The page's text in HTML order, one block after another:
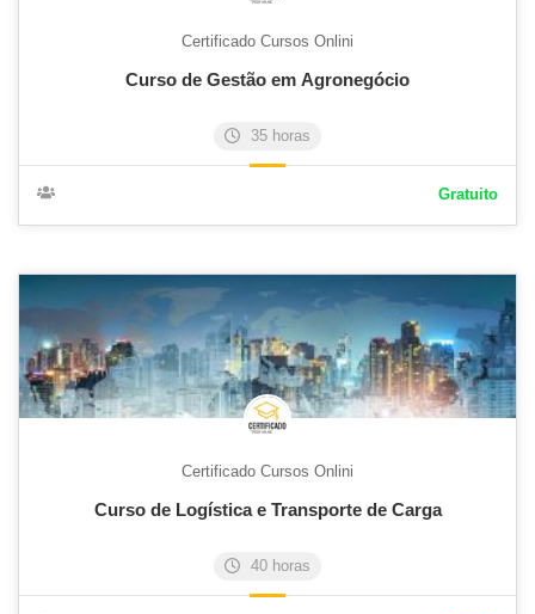
Certificado Cursos Onlini
Curso de Gestão em Agronegócio
35 horas
Gratuito
Certificado Cursos Onlini
Curso de Logística e Transporte de Carga
40 horas